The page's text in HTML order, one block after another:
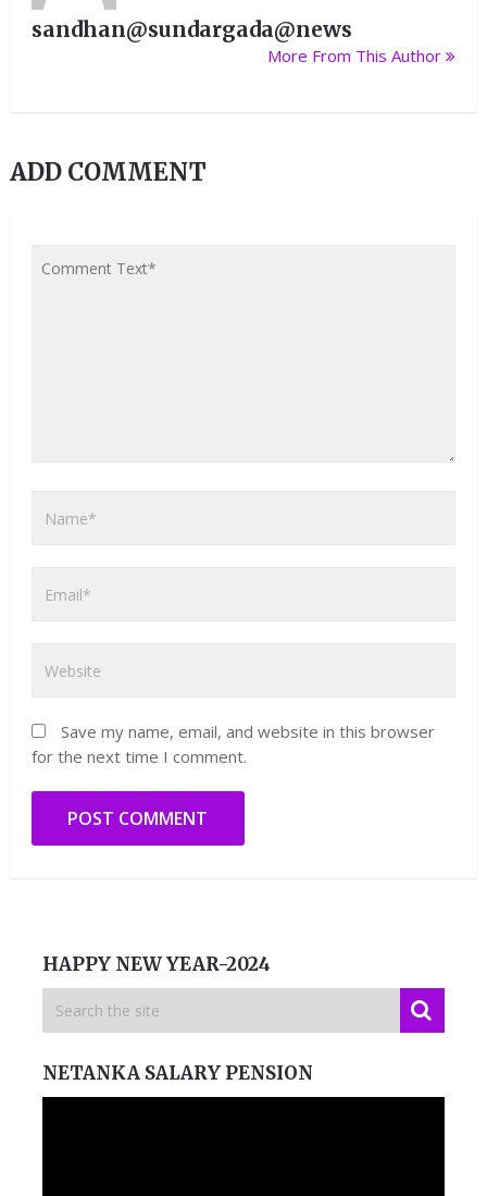
sandhan@sundargada@news
More From This Author
ADD COMMENT
Save my name, email, and website in this browser
for the next time I comment.
HAPPY NEW YEAR-2024
NETANKA SALARY PENSION